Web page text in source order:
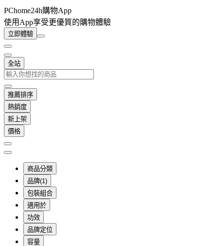
PChome24h購物App
使用App享受更優質的購物體驗
立即體驗
全站
推薦排序
熱銷度
新上架
價格
商品分類
品牌(1)
包裝組合
適用於
功效
品牌定位
容量